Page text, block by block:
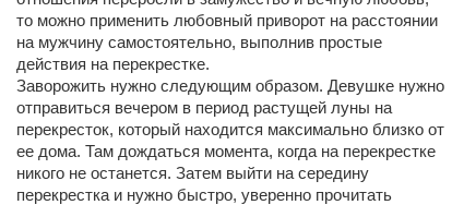
то можно применить любовный приворот на расстоянии
на мужчину самостоятельно, выполнив простые
действия на перекрестке.
Заворожить нужно следующим образом. Девушке нужно
отправиться вечером в период растущей луны на
перекресток, который находится максимально близко от
ее дома. Там дождаться момента, когда на перекрестке
никого не останется. Затем выйти на середину
перекрестка и нужно быстро, уверенно прочитать